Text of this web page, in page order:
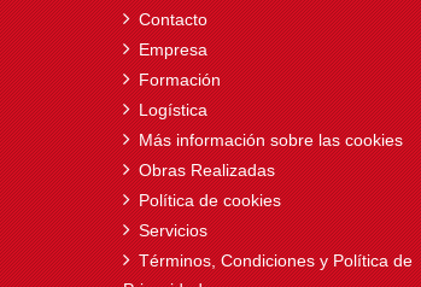
Contacto
Empresa
Formación
Logística
Más información sobre las cookies
Obras Realizadas
Política de cookies
Servicios
Términos, Condiciones y Política de